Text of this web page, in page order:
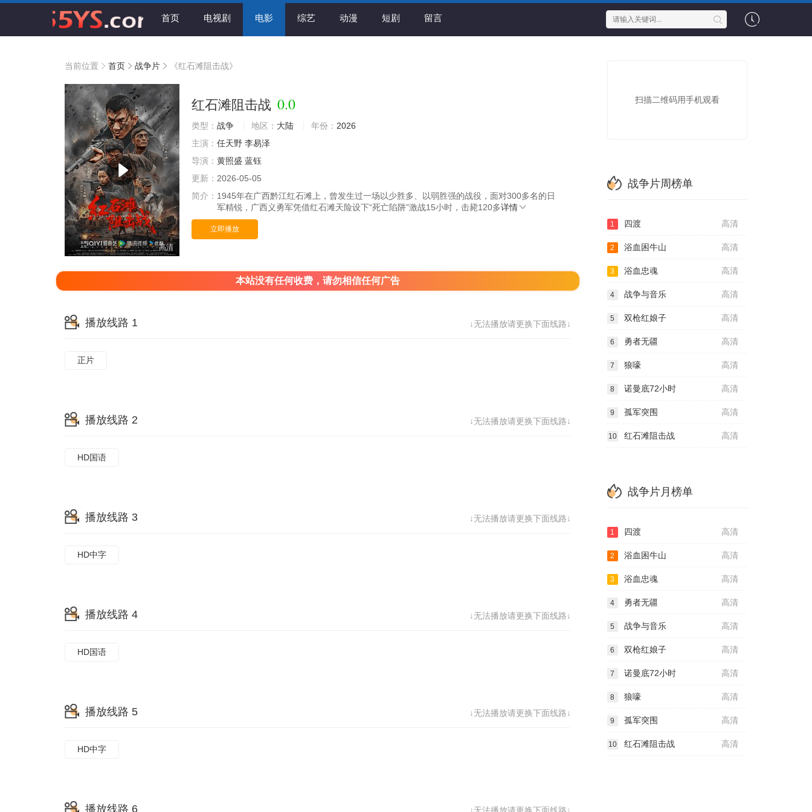
首页 电视剧 电影 综艺 动漫 短剧 留言
当前位置 首页 战争片 《红石滩阻击战》
高清
红石滩阻击战 0.0
类型： 战争 地区： 大陆 年份： 2026
主演： 任天野 李易泽
导演： 黄照盛 蓝钰
更新： 2026-05-05
简介： 1945年在广西黔江红石滩上，曾发生过一场以少胜多、以弱胜强的战役，面对300多名的日
军精锐，广西义勇军凭借红石滩天险设下“死亡陷阱”激战15小时，击毙120多详情
立即播放
本站没有任何收费，请勿相信任何广告
↓无法播放请更换下面线路↓
播放线路 1
正片
↓无法播放请更换下面线路↓
播放线路 2
HD国语
↓无法播放请更换下面线路↓
播放线路 3
HD中字
↓无法播放请更换下面线路↓
播放线路 4
HD国语
↓无法播放请更换下面线路↓
播放线路 5
HD中字
播放线路 6
扫描二维码用手机观看
战争片周榜单
高清
1 四渡
高清
2 浴血困牛山
高清
3 浴血忠魂
高清
4 战争与音乐
高清
5 双枪红娘子
高清
6 勇者无疆
高清
7 狼嚎
高清
8 诺曼底72小时
高清
9 孤军突围
高清
10 红石滩阻击战
战争片月榜单
高清
1 四渡
高清
2 浴血困牛山
高清
3 浴血忠魂
高清
4 勇者无疆
高清
5 战争与音乐
高清
6 双枪红娘子
高清
7 诺曼底72小时
高清
8 狼嚎
高清
9 孤军突围
高清
10 红石滩阻击战